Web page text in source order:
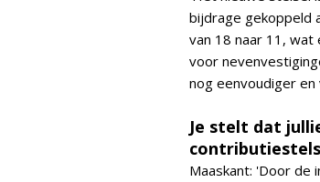
bijdrage gekoppeld
van 18 naar 11,
voor
nog eenvoudiger
Je stelt dat
Maaskant: 'Door de